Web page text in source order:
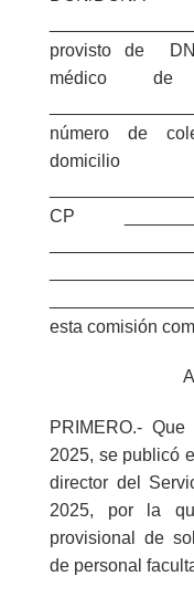
provisto de
médico
número de
CP
esta comisión
PRIMERO.- Que
2025, se publicó
director del
2025, por la
provisional de
de personal